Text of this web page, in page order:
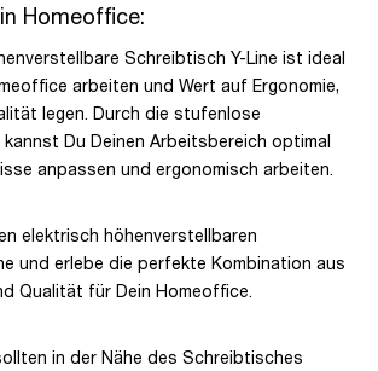
Homeoffice:
Schreibtisch Y-Line ist ideal
arbeiten und Wert auf Ergonomie,
legen. Durch die stufenlose
Du Deinen Arbeitsbereich optimal
anpassen und ergonomisch arbeiten.
elektrisch höhenverstellbaren
und erlebe die perfekte Kombination aus
Qualität für Dein Homeoffice.
in der Nähe des Schreibtisches